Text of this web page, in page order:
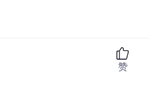
赞